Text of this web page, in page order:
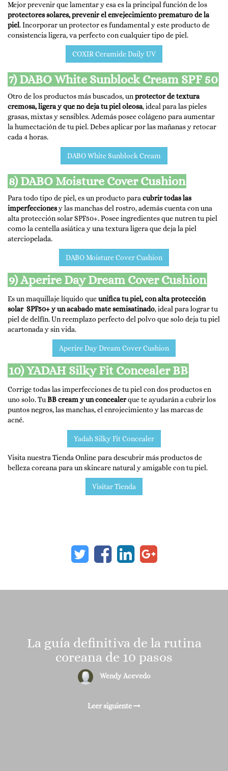
Mejor prevenir que lamentar y esa es la principal función de los
protectores solares, prevenir el envejecimiento prematuro de la
piel. Incorporar un protector es fundamental y este producto de
consistencia ligera, va perfecto con cualquier tipo de piel.
COXIR Ceramide Daily UV
7) DABO White Sunblock Cream SPF 50
Otro de los productos más buscados, unprotector de textura
cremosa, ligera y que no deja tu piel oleosa, ideal para las pieles
grasas, mixtas y sensibles. Además posee colágeno para aumentar
la humectación de tu piel. Debes aplicar por las mañanas y retocar
cada 4 horas.
DABO White Sunblock Cream
8) DABO Moisture Cover Cushion
Para todo tipo de piel, es un producto para cubrir todas las
imperfeccionesy las manchas del rostro, además cuenta con una
alta protección solar SPF50+. Posee ingredientes que nutren tu piel
como la centella asiática y una textura ligera que deja la piel
aterciopelada.
DABO Moisture Cover Cushion
9) Aperire Day Dream Cover Cushion
Es un maquillaje líquido queunifica tu piel, con alta protección
solar SPF50+ y un acabado mate semisatinado, ideal para lograr tu
piel de delfín. Un reemplazo perfecto del polvo que solo deja tu piel
acartonada y sin vida.
Aperire Day Dream Cover Cushion
10) YADAH Silky Fit Concealer BB
Corrige todas las imperfecciones de tu piel con dos productos en
uno solo. Tu BB cream y un concealerque te ayudarán a cubrir los
puntos negros, las manchas, el enrojecimiento y las marcas de
acné.
Yadah Silky Fit Concealer
Visita nuestra Tienda Online para descubrir más productos de
belleza coreana para un skincare natural y amigable con tu piel.
Visitar Tienda
La guía definitiva de la rutina
coreana de 10 pasos
Wendy Acevedo
Leer siguiente